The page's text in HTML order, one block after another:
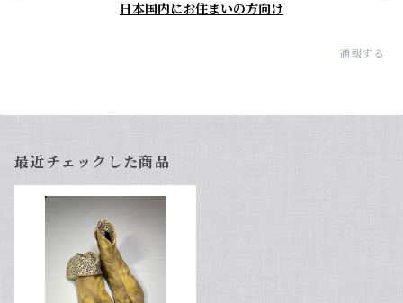
日本国内にお住まいの方向け
通報する
最近チェックした商品